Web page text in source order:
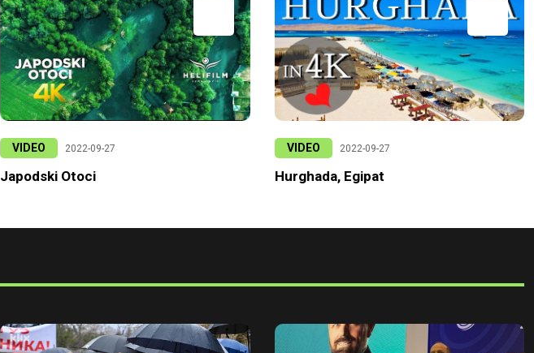
VIDEO 2022-09-27
Japodski Otoci
VIDEO 2022-09-27
Hurghada, Egipat